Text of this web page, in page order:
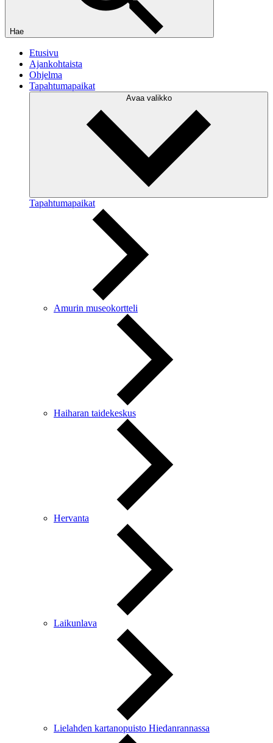
Hae
Etusivu
Ajankohtaista
Ohjelma
Tapahtumapaikat
Avaa valikko
Tapahtumapaikat
Amurin museokortteli
Haiharan taidekeskus
Hervanta
Laikunlava
Lielahden kartanopuisto Hiedanrannassa